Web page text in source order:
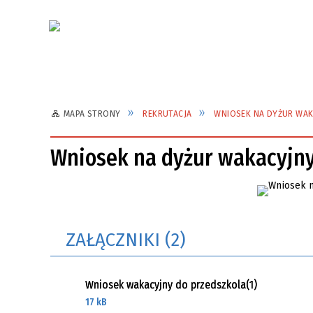
KARTA ZGŁOSZENIOWA NA
PROCEDURA POSTĘPOWANIA Z
DZIECKIEM PRZEJAWIAJĄCYM
AGRESJĘ
DNI WOLNE
MAPA STRONY REKRUTACJA WNIOSEK NA DYŻUR
Wniosek na dyżur
ZAŁĄCZNIKI (2)
Wniosek wakacyjny do przedszkola(1)
17 kB